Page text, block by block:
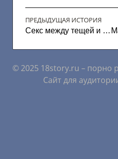
ПРЕДЫДУЩАЯ ИСТОРИЯ
Секс между тещей и зятем
© 2025 18story.ru – порно
Сайт для